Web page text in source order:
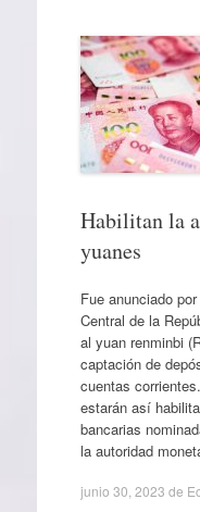
Habilitan la
yuanes
Fue anunciado
Central de la
al yuan renminbi
captación de
cuentas
estarán así
bancarias
la autoridad
junio 30, 2023 de